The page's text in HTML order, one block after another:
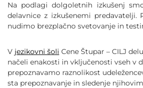
Na podlagi dolgoletnih izkušenj
delavnice z izkušenemi predavatelji.
nudimo brezplačno svetovanje in
V jezikovni šoli Cene Štupar – CILJ
načeli enakosti in vključenosti vseh v
prepoznavamo raznolikost
sta prepoznavanje in sledenje